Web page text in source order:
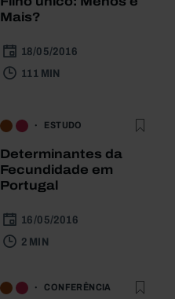
Mais?
18/05/2016
111 MIN
ESTUDO
Determinantes da
Fecundidade em
Portugal
16/05/2016
2 MIN
CONFERÊNCIA